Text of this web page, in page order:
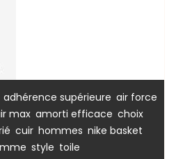
adhérence supérieure air force
max amorti efficace choix
cuir hommes nike basket
style toile